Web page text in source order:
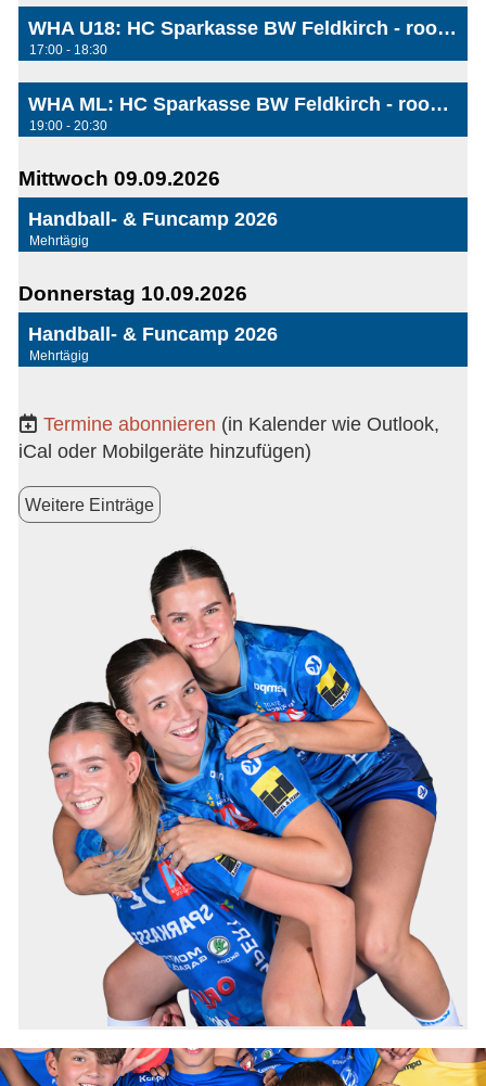
WHA U18: HC Sparkasse BW Feldkirch - roomz JAGS Vöslau
17:00 - 18:30
WHA ML: HC Sparkasse BW Feldkirch - roomz JAGS Vöslau
19:00 - 20:30
Mittwoch 09.09.2026
Handball- & Funcamp 2026
Mehrtägig
Donnerstag 10.09.2026
Handball- & Funcamp 2026
Mehrtägig
Termine abonnieren (in Kalender wie Outlook,
iCal oder Mobilgeräte hinzufügen)
Weitere Einträge